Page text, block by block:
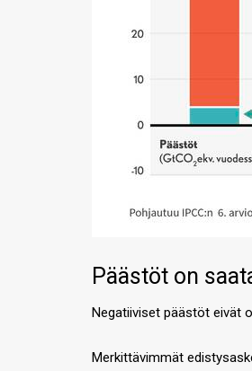
Päästöt on
Negatiiviset päästöt eivät
Merkittävimmät